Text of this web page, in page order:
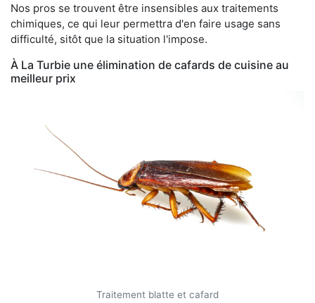
Nos pros se trouvent être insensibles aux traitements
chimiques, ce qui leur permettra d'en faire usage sans
difficulté, sitôt que la situation l'impose.
À La Turbie une élimination de cafards de cuisine au
meilleur prix
Traitement blatte et cafard